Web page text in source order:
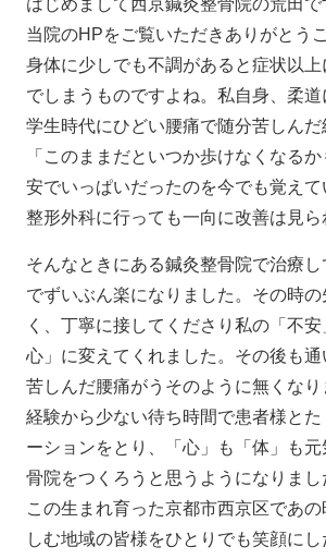
はじめまして西京鍼灸整骨院の荒田で
当院のHPをご覧いただきありがとう
身体に少しでも不調があると症状以
でしまうものですよね。私自身、柔
学生時代にひどい腰痛で随分苦しんだ
「このままだといつか歩けなくなる
安でいっぱいだったのを今でも覚えて
整形外科に行っても一向に改善は見ら
そんなときにある鍼灸整骨院で治療し
でずいぶん楽になりました。その時
く、丁寧に接してくださり私の「不
心」に変えてくれました。その後も
苦しんだ腰痛がうそのように無くなり
経験から少ない待ち時間で患者様と
ーションをとり、「心」も「体」も
骨院をつくろうと思うようになりまし
この生まれ育った京都市西京区であ
しむ地域の皆様をひとりでも笑顔に